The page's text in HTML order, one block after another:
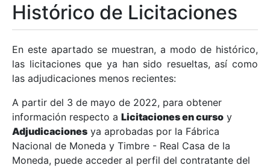
Mostrar/Ocultar
Mostrar/Ocultar
Mostrar/Ocultar
Histórico de Licitaciones
En este apartado se muestran, a modo de histórico,
las licitaciones que ya han sido resueltas, así como
las adjudicaciones menos recientes:
A partir del 3 de mayo de 2022, para obtener
información respecto a Licitaciones en curso y
Adjudicaciones ya aprobadas por la Fábrica
Nacional de Moneda y Timbre - Real Casa de la
Moneda, puede acceder al perfil del contratante del